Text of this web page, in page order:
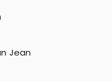
Jean